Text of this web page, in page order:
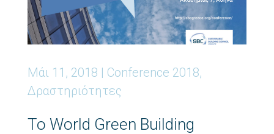
Μάι 11, 2018 | Conference 2018,
Δραστηριότητες
Το World Green Building